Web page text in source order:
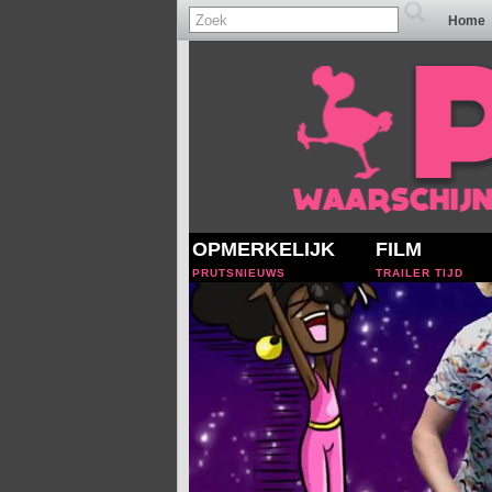
Home
OPMERKELIJK
PRUTSNIEUWS
FILM
TRAILER TIJD